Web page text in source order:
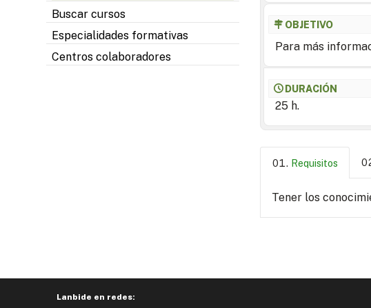
Buscar cursos
Especialidades formativas
Centros colaboradores
OBJETIVO
Para más
DURACIÓN
25 h.
Requisitos
Tener los
Lanbide en redes: